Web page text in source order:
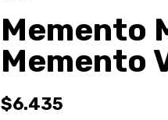
Memento
Memento
$6.435